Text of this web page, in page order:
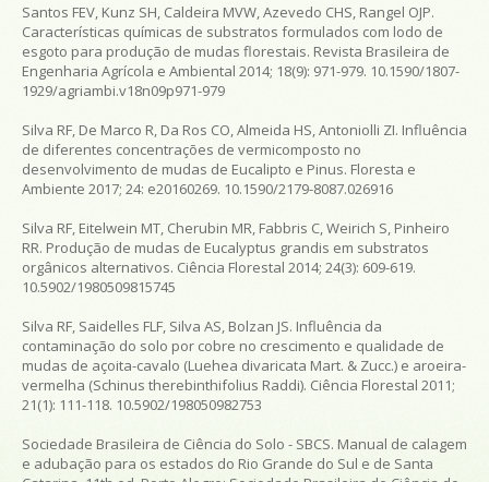
Santos FEV, Kunz SH, Caldeira MVW, Azevedo CHS, Rangel OJP.
Características químicas de substratos formulados com lodo de
esgoto para produção de mudas florestais. Revista Brasileira de
Engenharia Agrícola e Ambiental 2014; 18(9): 971-979. 10.1590/1807-
1929/agriambi.v18n09p971-979
Silva RF, De Marco R, Da Ros CO, Almeida HS, Antoniolli ZI. Influência
de diferentes concentrações de vermicomposto no
desenvolvimento de mudas de Eucalipto e Pinus. Floresta e
Ambiente 2017; 24: e20160269. 10.1590/2179-8087.026916
Silva RF, Eitelwein MT, Cherubin MR, Fabbris C, Weirich S, Pinheiro
RR. Produção de mudas de Eucalyptus grandis em substratos
orgânicos alternativos. Ciência Florestal 2014; 24(3): 609-619.
10.5902/1980509815745
Silva RF, Saidelles FLF, Silva AS, Bolzan JS. Influência da
contaminação do solo por cobre no crescimento e qualidade de
mudas de açoita-cavalo (Luehea divaricata Mart. & Zucc.) e aroeira-
vermelha (Schinus therebinthifolius Raddi). Ciência Florestal 2011;
21(1): 111-118. 10.5902/198050982753
Sociedade Brasileira de Ciência do Solo - SBCS. Manual de calagem
e adubação para os estados do Rio Grande do Sul e de Santa